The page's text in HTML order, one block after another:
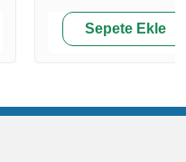
Sepete Ekle